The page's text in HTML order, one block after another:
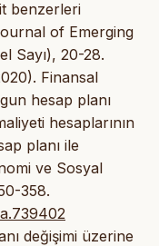
benzerleri
of Emerging
Sayı), 20-28.
Finansal
hesap planı
hesaplarının
planı ile
ve Sosyal
358.
değişimi üzerine